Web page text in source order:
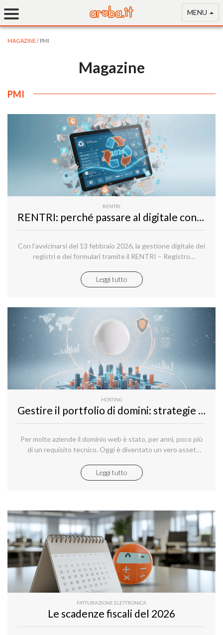
MENU
MAGAZINE/ PMI
Magazine
PMI
RENTRI
RENTRI: perché passare al digitale conviene davvero (anche a chi ha sempre usato la carta)
Con l’avvicinarsi del 13 febbraio 2026, la gestione digitale dei
registri e dei formulari tramite il RENTRI – Registro
sempre più centrale anche per microimprese e attività
professionali.
Leggi tutto
HOSTING
Gestire il portfolio di domini: strategie per ottimizzare protezione e investimento
Per molte aziende il dominio web è stato, per anni, poco più
di un requisito tecnico. Oggi è diventato un vero asset
l’accesso ai mercati internazionali e tutela la reputazione
online.
Leggi tutto
FATTURAZIONE ELETTRONICA
Le scadenze fiscali del 2026